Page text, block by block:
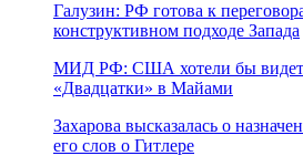
Галузин: РФ готова к
конструктивном подходе Запада
МИД РФ: США хотели бы
«Двадцатки» в Майами
Захарова высказалась о
его слов о Гитлере